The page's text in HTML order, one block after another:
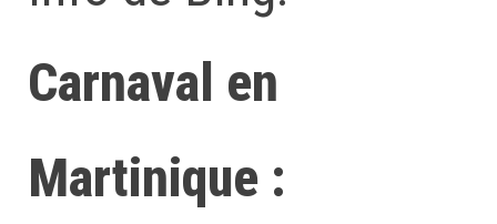
Carnaval en
Martinique :